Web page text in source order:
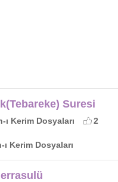
Suresi
Kerim Dosyaları
2
Kerim Dosyaları